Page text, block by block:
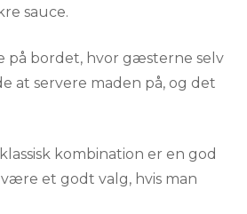
sauce.
på bordet, hvor gæsterne selv
at servere maden på, og det
kombination er en god
et godt valg, hvis man